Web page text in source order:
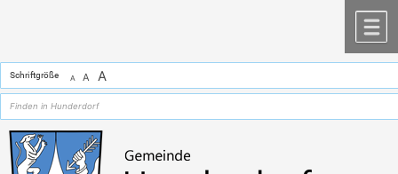
Schriftgröße A A A